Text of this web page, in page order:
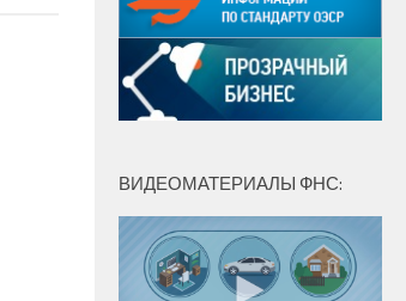
ВИДЕОМАТЕРИАЛЫ ФНС: